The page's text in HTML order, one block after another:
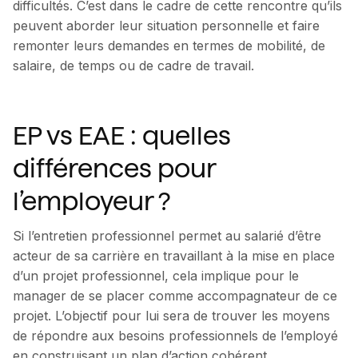
difficultés. C’est dans le cadre de cette rencontre qu’ils
peuvent aborder leur situation personnelle et faire
remonter leurs demandes en termes de mobilité, de
salaire, de temps ou de cadre de travail.
EP vs EAE : quelles
différences pour
l’employeur ?
Si l’entretien professionnel permet au salarié d’être
acteur de sa carrière en travaillant à la mise en place
d’un projet professionnel, cela implique pour le
manager de se placer comme accompagnateur de ce
projet. L’objectif pour lui sera de trouver les moyens
de répondre aux besoins professionnels de l’employé